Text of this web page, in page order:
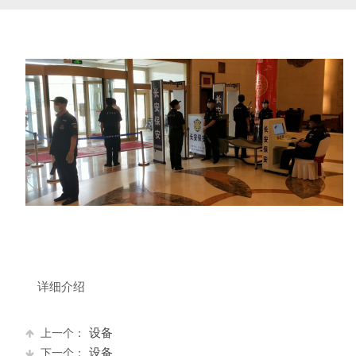
详细介绍
上一个： 设备
下一个： 设备